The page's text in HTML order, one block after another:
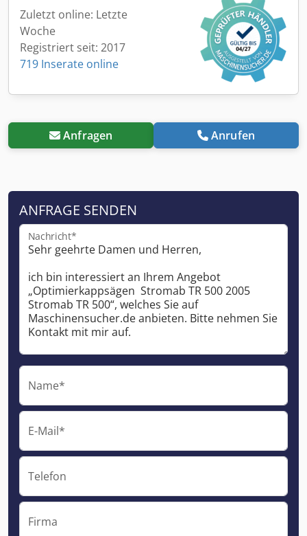
Zuletzt online: Letzte
Woche
Registriert seit: 2017
719 Inserate online
Anfragen Anrufen
ANFRAGE SENDEN
Nachricht*
Name*
E-Mail*
Telefon
Firma